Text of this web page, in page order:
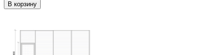
В корзину